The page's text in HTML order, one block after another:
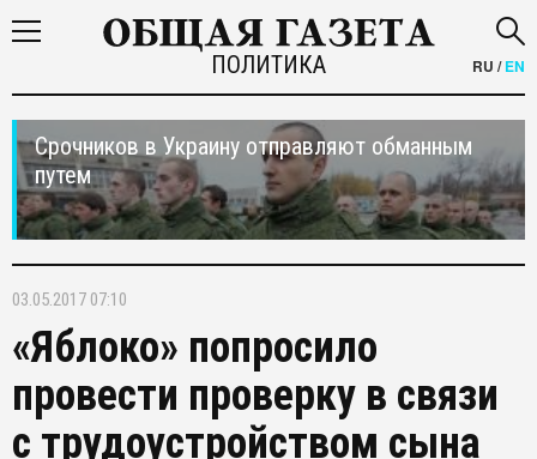
ПОЛИТИКА RU /EN
Срочников в Украину отправляют обманным
путем
03.05.2017 07:10
«Яблоко» попросило
провести проверку в связи
с трудоустройством сына